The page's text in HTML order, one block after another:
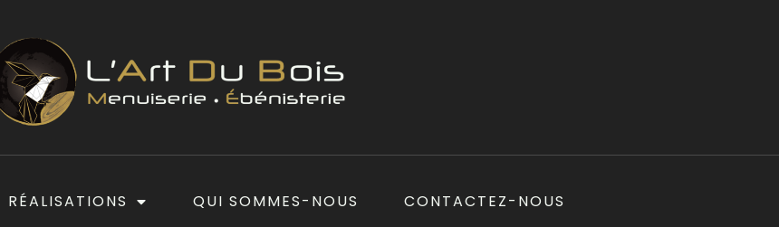
RÉALISATIONS QUI SOMMES-NOUS CONTACTEZ-NOUS